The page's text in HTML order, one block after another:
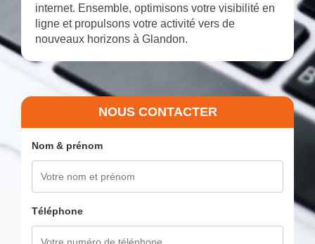
internet. Ensemble, optimisons votre visibilité en
ligne et propulsons votre activité vers de
nouveaux horizons à Glandon.
NOUS CONTACTER
Nom & prénom
Téléphone